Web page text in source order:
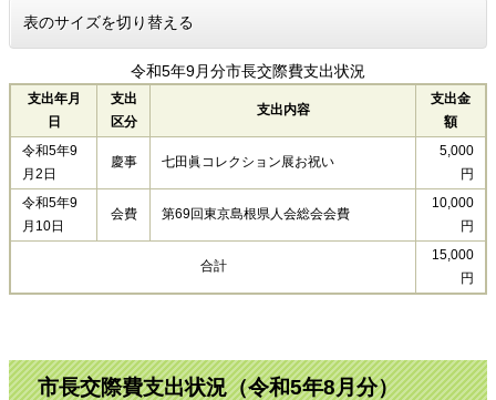
表のサイズを切り替える
支出年月
日
支出
区分
支出内容
支出金
額
令和5年9月分市長交際費支出状況
令和5年9
月2日
慶事 七田眞コレクション展お祝い
5,000
円
令和5年9
月10日
会費 第69回東京島根県人会総会会費
10,000
円
合計
15,000
円
市長交際費支出状況（令和5年8月分）